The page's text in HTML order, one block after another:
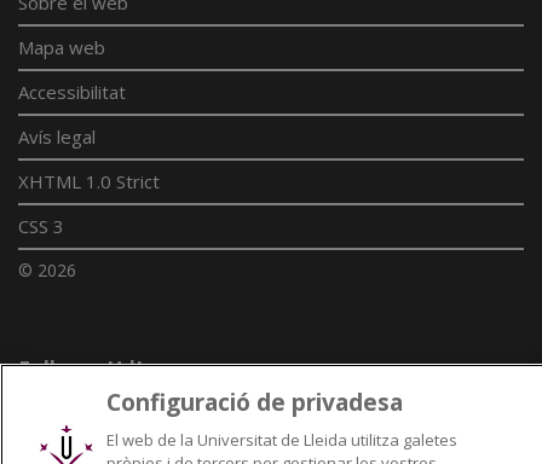
Mapa web
Accessibilitat
Avís legal
XHTML 1.0 Strict
CSS 3
© 2026
Enllaços UdL
Xarxes universitàries
Configuració de privadesa
El web de la Universitat de Lleida utilitza galetes